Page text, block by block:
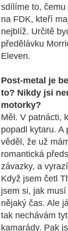
sdílíme to,
na FDK, kteří
nejblíž. Určitě
předělávku
Eleven.
Post-metal je
to? Nikdy jsi
motorky?
Měl. V patnácti,
popadl kytaru. A
věděl, že už
romantická
závazky, a
Když jsem četl
jsem si, jak
nějaký čas. Ale
tak nechávám
kamarády. Pak